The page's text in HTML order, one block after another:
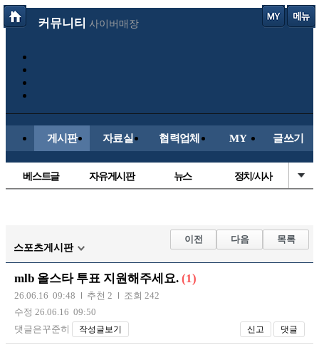
커뮤니티 사이버매장
게시판 자료실 협력업체 MY 글쓰기
베스트글 자유게시판 뉴스 정치/시사
해외축구
국내축구
스포츠게시판
이전 다음 목록
mlb 올스타 투표 지원해주세요. (1)
26.06.16 09:48 추천 2
조회 242
수정 26.06.16 09:50
댓글은꾸준히
작성글보기 신고 댓글